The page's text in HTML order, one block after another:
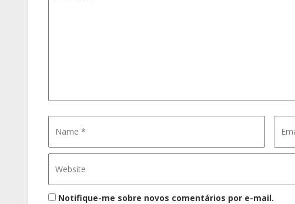
Notifique-me sobre novos comentários por e-mail.